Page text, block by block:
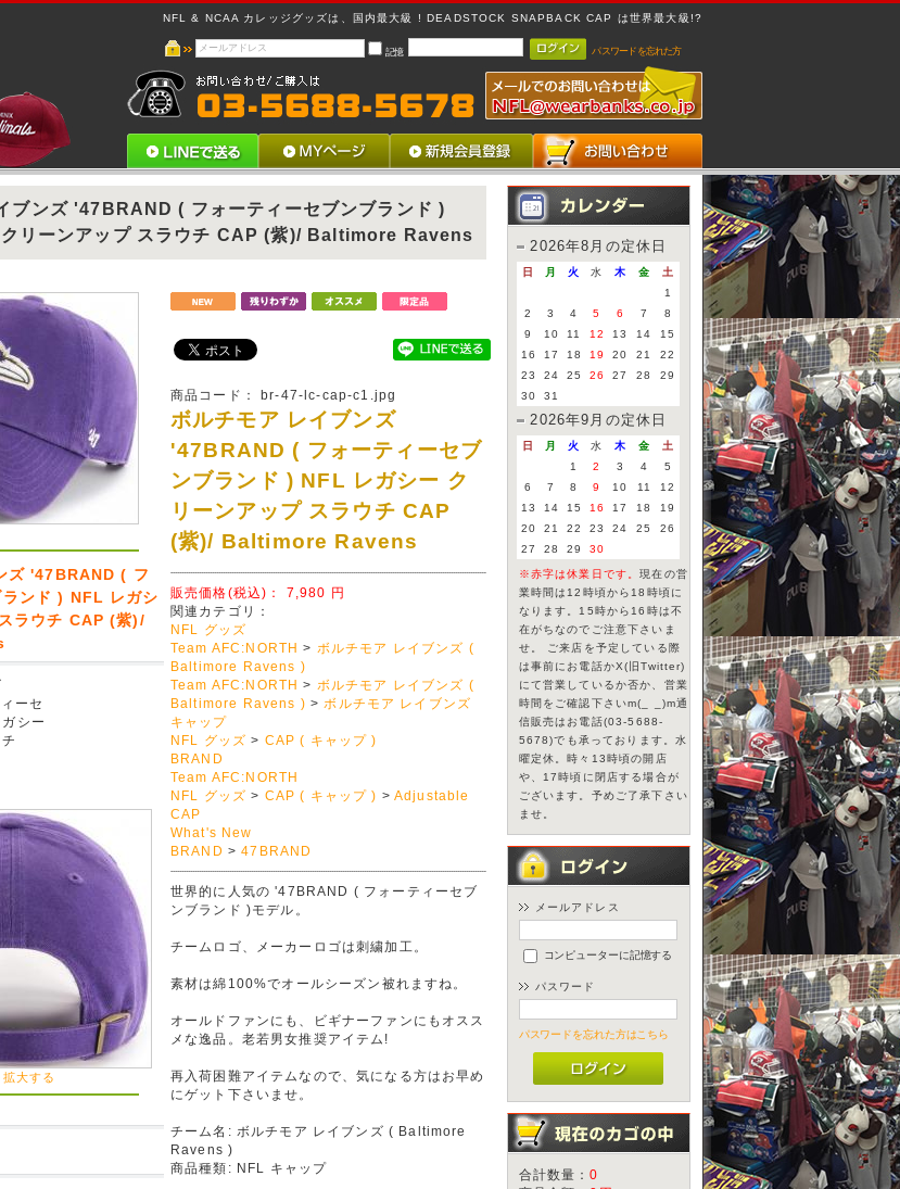
NFL & NCAA カレッジグッズは、国内最大級 ! DEADSTOCK SNAPBACK CAP は世界最大級!?
記憶 パスワードを忘れた方
ブンズ '47BRAND ( フォーティーセブンブランド )
リーンアップ スラウチ CAP (紫)/ Baltimore Ravens
ズ '47BRAND ( フ
ランド ) NFL レガシ
ラウチ CAP (紫)/
ーセ
シー
大する
商品コード： br-47-lc-cap-c1.jpg
ボルチモア レイブンズ
'47BRAND ( フォーティーセブ
ンブランド ) NFL レガシー ク
リーンアップ スラウチ CAP
(紫)/ Baltimore Ravens
販売価格(税込)： 7,980 円
関連カテゴリ：
NFL グッズ
Team AFC:NORTH > ボルチモア レイブンズ (
Baltimore Ravens )
Team AFC:NORTH > ボルチモア レイブンズ (
Baltimore Ravens ) >ボルチモア レイブンズ
キャップ
NFL グッズ > CAP ( キャップ )
BRAND
Team AFC:NORTH
NFL グッズ > CAP ( キャップ ) > Adjustable
CAP
What's New
BRAND >47BRAND
世界的に人気の '47BRAND ( フォーティーセブ
ンブランド )モデル。
チームロゴ、メーカーロゴは刺繍加工。
素材は綿100%でオールシーズン被れますね。
オールドファンにも、ビギナーファンにもオスス
メな逸品。老若男女推奨アイテム!
再入荷困難アイテムなので、気になる方はお早め
にゲット下さいませ。
チーム名: ボルチモア レイブンズ ( Baltimore
Ravens )
商品種類: NFL キャップ
2026年8月の定休日
日 月 火 水 木 金
土
1
2
3 4 5 6 7
8
9
10 11 12 13 14
15
16
17 18 19 20 21
22
23
24 25 26 27 28
29
30
31
2026年9月の定休日
日 月 火 水 木 金
土
1
2 3 4
5
6
7 8 9 10 11
12
13
14 15 16 17 18
19
20
21 22 23 24 25
26
27
28 29 30
※赤字は休業日です。現在の営
業時間は12時頃から18時頃に
なります。15時から16時は不
在がちなのでご注意下さいま
せ。 ご来店を予定している際
は事前にお電話かX(旧Twitter)
にて営業しているか否か、営業
時間をご確認下さいm(_ _)m通
信販売はお電話(03-5688-
5678)でも承っております。水
曜定休。時々13時頃の開店
や、17時頃に閉店する場合が
ございます。予めご了承下さい
ませ。
メールアドレス
コンピューターに記憶する
パスワード
パスワードを忘れた方はこちら
合計数量：0